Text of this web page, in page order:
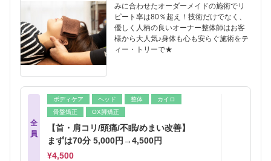
みに合わせたオーダーメイドの施術でリ
ピート率は80％超え！技術だけでなく、
優しく人柄の良いオーナー整体師はお客
様から大人気♪身体も心も安らぐ施術をテ
ィー・トリーで★
全
員
ボディケア ヘッド 整体
カイロ
骨盤矯正
OX脚矯正
【首・肩コリ/頭痛/不眠/めまい改善】
まずは70分 5,000円→4,500円
¥4,500